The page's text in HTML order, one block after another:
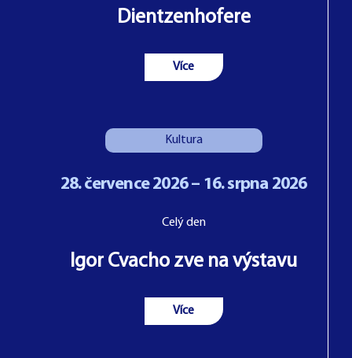
Dientzenhofere
Více
Kultura
28. července 2026 – 16. srpna 2026
Celý den
Igor Cvacho zve na výstavu
Více